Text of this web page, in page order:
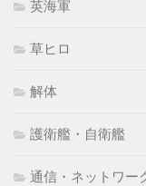
英海軍
草ヒロ
解体
護衛艦・自衛艦
通信・ネットワー